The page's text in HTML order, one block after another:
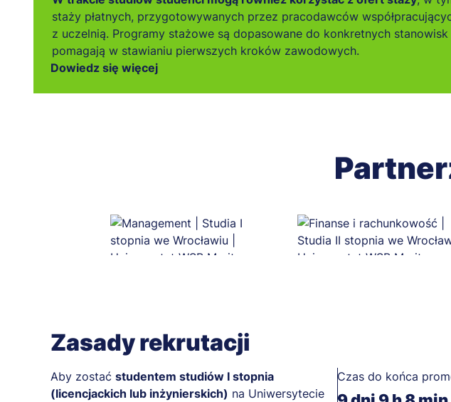
staży płatnych, przygotowywanych przez pracodawców
z uczelnią. Programy stażowe są dopasowane do konkretnych stanowisk
pomagają w stawianiu pierwszych kroków zawodowych.
Dowiedz się więcej
Zasady rekrutacji
Aby zostać studentem studiów I stopnia
(licencjackich lub inżynierskich) na Uniwersytecie
Czas do końca